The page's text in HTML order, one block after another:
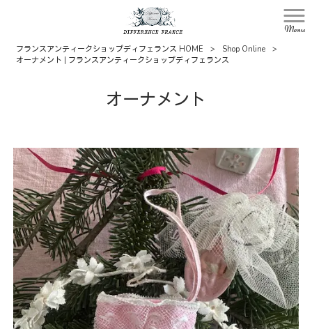
Menu
フランスアンティークショップディフェランス HOME > Shop Online
>
オーナメント | フランスアンティークショップディフェランス
オーナメント